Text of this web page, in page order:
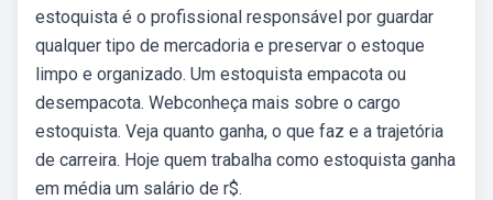
estoquista é o profissional responsável por guardar
qualquer tipo de mercadoria e preservar o estoque
limpo e organizado. Um estoquista empacota ou
desempacota. Webconheça mais sobre o cargo
estoquista. Veja quanto ganha, o que faz e a trajetória
de carreira. Hoje quem trabalha como estoquista ganha
em média um salário de r$.